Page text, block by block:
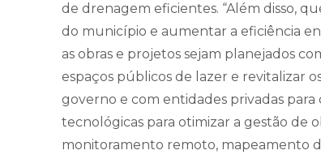
de drenagem eficientes. “Além disso,
do município e aumentar a eficiência
as obras e projetos sejam planejados
espaços públicos de lazer e revitalizar
governo e com entidades privadas
tecnológicas para otimizar a gestão de
monitoramento remoto, mapeamento